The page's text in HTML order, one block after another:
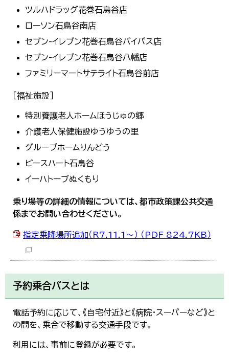
ツルハドラッグ花巻石鳥谷店
ローソン石鳥谷南店
セブン-イレブン花巻石鳥谷バイパス店
セブン-イレブン花巻石鳥谷八幡店
ファミリーマートサテライト石鳥谷前店
［福祉施設］
特別養護老人ホームほうじゅの郷
介護老人保健施設ゆうゆうの里
グループホームりんどう
ピースハート石鳥谷
イーハトーブぬくもり
乗り場等の詳細の情報については、都市政策課公共交通
係までお問い合わせください。
指定乗降場所追加（R7.11.1～） （PDF 824.7KB）
予約乗合バスとは
電話予約に応じて、《自宅付近》と《病院・スーパーなど》と
の間を、乗合で移動する交通手段です。
利用には、事前に登録が必要です。